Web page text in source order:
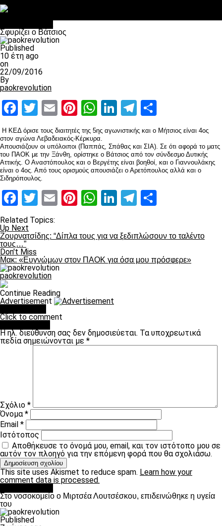
Σφυρίζει ο Βάτσιος
Published
10 έτη ago
on
22/09/2016
By
paokrevolution
Facebook
Twitter
EmailPinterest
WhatsApp
LinkedIn
Telegram
Η ΚΕΔ όρισε τους διαιτητές της 5ης αγωνιστικής και ο Μήτσιος είναι 4ος
στον αγώνα Λεβαδειακός-Κέρκυρα.
Απουσιάζουν οι υπόλοιποι (Παππάς, Σπάθας και ΣΙΑ). Σε ότι αφορά το ματς
του ΠΑΟΚ με την Ξάνθη, ορίστηκε ο Βάτσιος από τον σύνδεσμο Δυτικής
Αττικής. Ο Αναστόπουλος και ο Βεργέτης είναι βοηθοί, και ο Γιαννουλάκης
είναι ο 4ος. Από τους ορισμούς απουσιάζει ο Αρετόπουλος αλλά και ο
Σιδηρόπουλος.
Facebook
Twitter
EmailPinterest
WhatsApp
LinkedIn
Telegram
Related Topics:
Up Next
Ζουρνατσίδης: “Δίπλα τους για να ξεδιπλώσουν το ταλέντο
τους…”
Don't Miss
Μακ: «Ευγνώμων στον ΠΑΟΚ για όσα μου πρόσφερε»
paokrevolution
Continue Reading
Advertisement
Click to comment
Η ηλ. διεύθυνση σας δεν δημοσιεύεται. Τα υποχρεωτικά
πεδία σημειώνονται με *
Σχόλιο *
Όνομα*
Email *
Ιστότοπος
Αποθήκευσε το όνομά μου, email, και τον ιστότοπο μου σε
αυτόν τον πλοηγό για την επόμενη φορά που θα σχολιάσω.
This site uses Akismet to reduce spam. Learn how your
comment data is processed.
Στο νοσοκομείο ο Μιρτσέα Λουτσέσκου, επιδεινώθηκε η υγεία
του
Published